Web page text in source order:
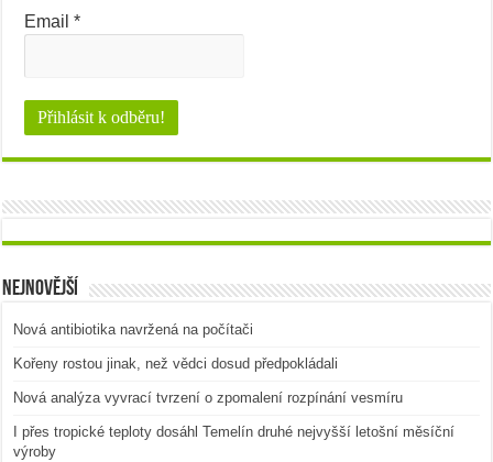
Email*
Nejnovější
Nová antibiotika navržená na počítači
Kořeny rostou jinak, než vědci dosud předpokládali
Nová analýza vyvrací tvrzení o zpomalení rozpínání vesmíru
I přes tropické teploty dosáhl Temelín druhé nejvyšší letošní měsíční
výroby